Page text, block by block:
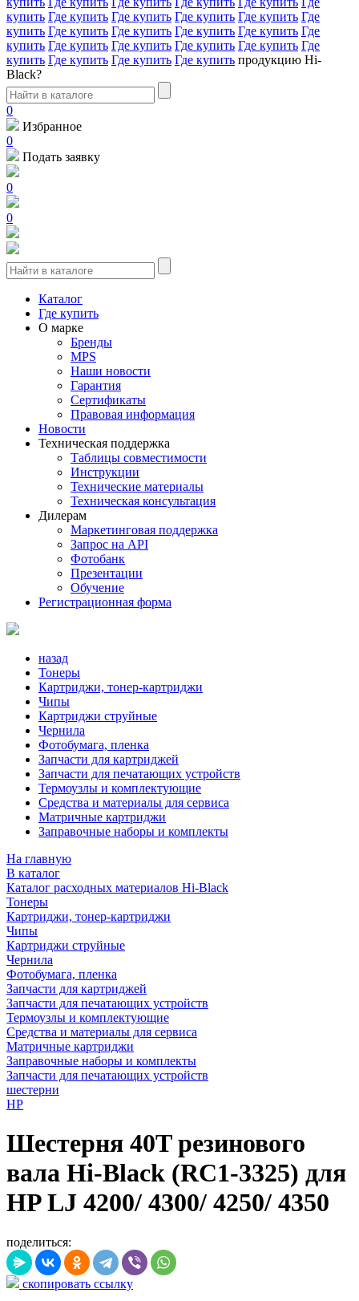
купить Где купить Где купить Где купить Где купить Где
купить Где купить Где купить Где купить Где купить Где
купить Где купить Где купить Где купить Где купить Где
купить Где купить Где купить Где купить продукцию Hi-
Black?
0
Избранное
0
Подать заявку
0
0
Каталог
Где купить
О марке
Бренды
MPS
Наши новости
Гарантия
Сертификаты
Правовая информация
Новости
Техническая поддержка
Таблицы совместимости
Инструкции
Технические материалы
Техническая консультация
Дилерам
Маркетинговая поддержка
Запрос на API
Фотобанк
Презентации
Обучение
Регистрационная форма
назад
Тонеры
Картриджи, тонер-картриджи
Чипы
Картриджи струйные
Чернила
Фотобумага, пленка
Запчасти для картриджей
Запчасти для печатающих устройств
Термоузлы и комплектующие
Средства и материалы для сервиса
Матричные картриджи
Заправочные наборы и комплекты
На главную
В каталог
Каталог расходных материалов Hi-Black
Тонеры
Картриджи, тонер-картриджи
Чипы
Картриджи струйные
Чернила
Фотобумага, пленка
Запчасти для картриджей
Запчасти для печатающих устройств
Термоузлы и комплектующие
Средства и материалы для сервиса
Матричные картриджи
Заправочные наборы и комплекты
Запчасти для печатающих устройств
шестерни
HP
Шестерня 40T резинового
вала Hi-Black (RC1-3325) для
HP LJ 4200/ 4300/ 4250/ 4350
поделиться:
скопировать ссылку